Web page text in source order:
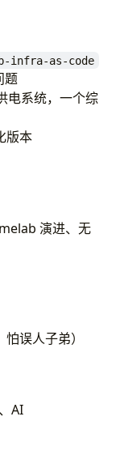
infra-as-code
题
电系统，一个综
版本
演进、无
误人子弟）
AI